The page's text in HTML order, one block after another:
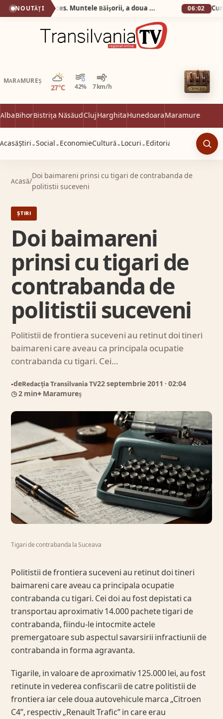
NOUTĂȚI Silva Logistic Services. Muntele Bǎişorii, a doua cea mai oznificatǎ zonǎ din Europa, un colț de rai unde sălbăticia Apusenilor întâlnește liniștea profundă a brazilor falnici. 06:02
MARAMUREȘ
27°C 42% 7 km/h
Parțial noros
AlbaBihorBistrița NăsăudClujHarghitaHunedoaraMaramureș
AcasăȘtiri ⌄Social ⌄ EconomieCultură ⌄ Locuri ⌄ Editorial
Acasă/
Doi baimareni prinsi cu tigari de contrabanda de
politistii suceveni
ȘTIRI
Doi baimareni
prinsi cu tigari de
contrabanda de
politistii suceveni
Politistii de frontiera suceveni au retinut doi tineri
baimareni care aveau ca principala ocupatie
contrabanda cu tigari. Cei…
●deRedacția Transilvania TV22 septembrie 2011 · 02:04
◷ 2 min⌖ Maramureș
Tigari de contrabanda la Suceava
Politistii de frontiera suceveni au retinut doi tineri
baimareni care aveau ca principala ocupatie
contrabanda cu tigari. Cei doi au fost depistati ca
transportau aproximativ 14.000 pachete tigari de
contrabanda, fiindu-le intocmite actele
premergatoare sub aspectul savarsirii infractiunii de
contrabanda in forma agravanta.
Tigarile, in valoare de aproximativ 125.000 lei, au fost
retinute in vederea confiscarii de catre politistii de
frontiera iar cele doua autovehicule marca „Citroen
C4”, respectiv „Renault Trafic” in care erau